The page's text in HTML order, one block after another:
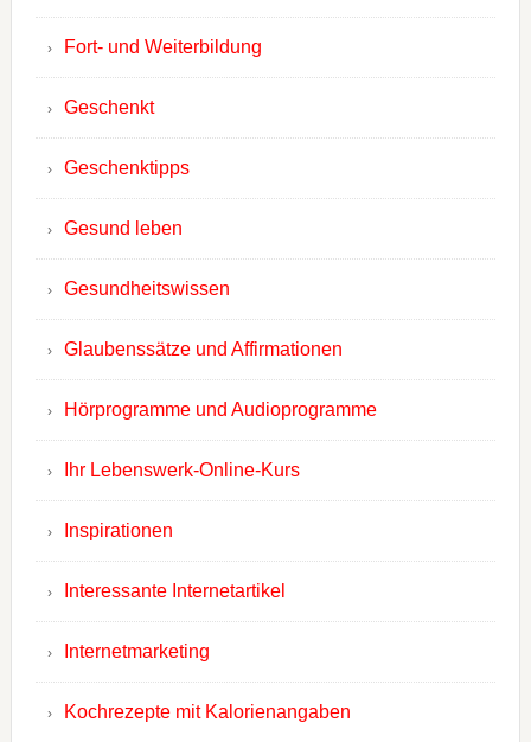
Fort- und Weiterbildung
Geschenkt
Geschenktipps
Gesund leben
Gesundheitswissen
Glaubenssätze und Affirmationen
Hörprogramme und Audioprogramme
Ihr Lebenswerk-Online-Kurs
Inspirationen
Interessante Internetartikel
Internetmarketing
Kochrezepte mit Kalorienangaben